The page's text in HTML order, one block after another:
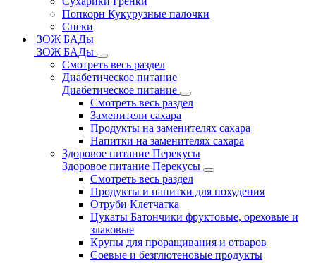
Попкорн Кукурузные палочки
Снеки
ЗОЖ БАДы
ЗОЖ БАДы
Смотреть весь раздел
Диабетическое питание
Диабетическое питание
Смотреть весь раздел
Заменители сахара
Продукты на заменителях сахара
Напитки на заменителях сахара
Здоровое питание Перекусы
Здоровое питание Перекусы
Смотреть весь раздел
Продукты и напитки для похудения
Отруби Клетчатка
Цукаты Батончики фруктовые, ореховые и
злаковые
Крупы для проращивания и отваров
Соевые и безглютеновые продукты